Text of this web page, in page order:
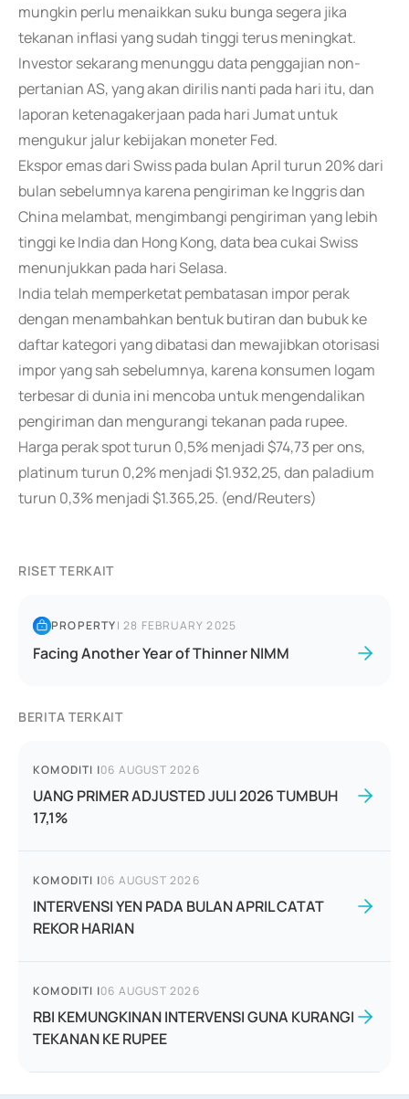
mungkin perlu menaikkan suku bunga segera jika
tekanan inflasi yang sudah tinggi terus meningkat.
Investor sekarang menunggu data penggajian non-
pertanian AS, yang akan dirilis nanti pada hari itu, dan
laporan ketenagakerjaan pada hari Jumat untuk
mengukur jalur kebijakan moneter Fed.
Ekspor emas dari Swiss pada bulan April turun 20% dari
bulan sebelumnya karena pengiriman ke Inggris dan
China melambat, mengimbangi pengiriman yang lebih
tinggi ke India dan Hong Kong, data bea cukai Swiss
menunjukkan pada hari Selasa.
India telah memperketat pembatasan impor perak
dengan menambahkan bentuk butiran dan bubuk ke
daftar kategori yang dibatasi dan mewajibkan otorisasi
impor yang sah sebelumnya, karena konsumen logam
terbesar di dunia ini mencoba untuk mengendalikan
pengiriman dan mengurangi tekanan pada rupee.
Harga perak spot turun 0,5% menjadi $74,73 per ons,
platinum turun 0,2% menjadi $1.932,25, dan paladium
turun 0,3% menjadi $1.365,25. (end/Reuters)
RISET TERKAIT
PROPERTY|28 FEBRUARY 2025
Facing Another Year of Thinner NIMM
BERITA TERKAIT
KOMODITI |06 AUGUST 2026
UANG PRIMER ADJUSTED JULI 2026 TUMBUH
17,1%
KOMODITI |06 AUGUST 2026
INTERVENSI YEN PADA BULAN APRIL CATAT
REKOR HARIAN
KOMODITI |06 AUGUST 2026
RBI KEMUNGKINAN INTERVENSI GUNA KURANGI
TEKANAN KE RUPEE